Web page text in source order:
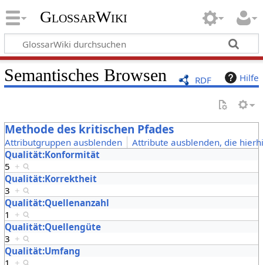
GlossarWiki
RDF Hilfe
Semantisches Browsen
Methode des kritischen Pfades
Attributgruppen ausblenden
Attribute ausblenden, die
Qualität:Konformität
5 +
Qualität:Korrektheit
3 +
Qualität:Quellenanzahl
1 +
Qualität:Quellengüte
3 +
Qualität:Umfang
1 +